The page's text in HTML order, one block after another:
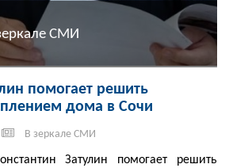
СМИ
помогает решить
дома в Сочи
В зеркале СМИ
Затулин помогает решить